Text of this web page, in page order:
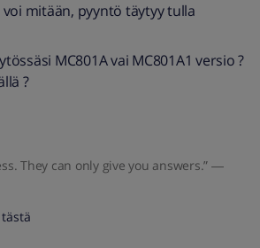
mitään, pyyntö täytyy tulla
MC801A vai MC801A1 versio ?
?
They can only give you answers.” ―